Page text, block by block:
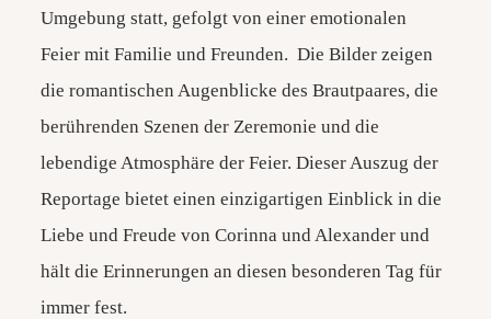
Umgebung statt, gefolgt von einer emotionalen
Feier mit Familie und Freunden. Die Bilder zeigen
die romantischen Augenblicke des Brautpaares, die
berührenden Szenen der Zeremonie und die
lebendige Atmosphäre der Feier. Dieser Auszug der
Reportage bietet einen einzigartigen Einblick in die
Liebe und Freude von Corinna und Alexander und
hält die Erinnerungen an diesen besonderen Tag für
immer fest.